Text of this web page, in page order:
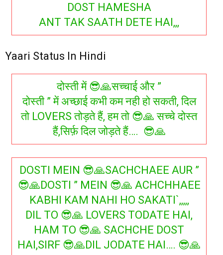
DOST HAMESHA
ANT TAK SAATH DETE HAI,,,
Yaari Status In Hindi
दोस्ती में 😎🙏सच्चाई और ”
दोस्ती ” में अच्छाई कभी कम नही हो सकती, दिल
तो LOVERS तोड़ते हैं, हम तो 😎🙏 सच्चे दोस्त
हैं,सिर्फ़ दिल जोड़ते हैं…. 😎🙏
DOSTI MEIN 😎🙏SACHCHAEE AUR ”
😎🙏DOSTI ” MEIN 😎🙏 ACHCHHAEE
KABHI KAM NAHI HO SAKATI`,,,,,
DIL TO 😎🙏 LOVERS TODATE HAI,
HAM TO 😎🙏 SACHCHE DOST
HAI,SIRF 😎🙏DIL JODATE HAI…. 😎🙏